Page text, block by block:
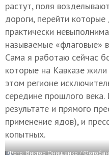
растут, поля
дороги, перейти
практически
называемые «флаговые»
Сама я работаю сейчас
которые на Кавказе
этом регионе
середине прошлого
результате и прямого
применение ядов), и
копытных.
Фото: Виктор Онищенко /